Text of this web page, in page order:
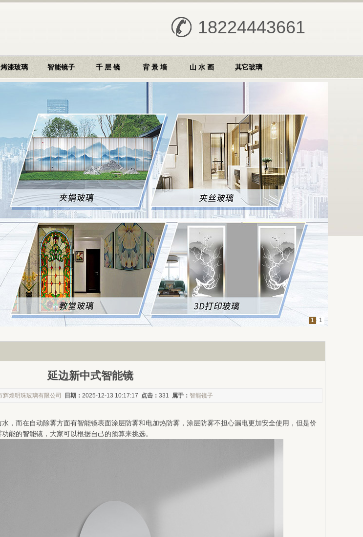
18224443661
烤漆玻璃 智能镜子 千 层 镜 背 景 墙 山 水 画 其它玻璃
1 1
延边新中式智能镜
辉煌明珠玻璃有限公司 日期： 2025-12-13 10:17:17 点击： 331 属于： 智能镜子
，而在自动除雾方面有智能镜表面涂层防雾和电加热防雾，涂层防雾不担心漏电更加安全使用，但是价
能的智能镜，大家可以根据自己的预算来挑选。